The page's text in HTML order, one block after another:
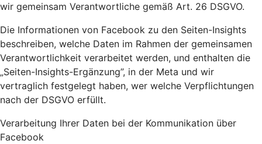
wir gemeinsam Verantwortliche gemäß Art. 26 DSGVO.
Die Informationen von Facebook zu den Seiten-Insights
beschreiben, welche Daten im Rahmen der gemeinsamen
Verantwortlichkeit verarbeitet werden, und enthalten die
„Seiten-Insights-Ergänzung”, in der Meta und wir
vertraglich festgelegt haben, wer welche Verpflichtungen
nach der DSGVO erfüllt.
Verarbeitung Ihrer Daten bei der Kommunikation über
Facebook